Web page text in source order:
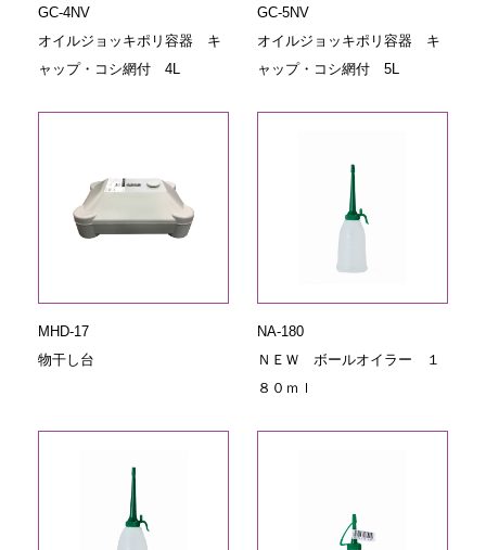
GC-4NV
オイルジョッキポリ容器 キ
ャップ・コシ網付 4L
GC-5NV
オイルジョッキポリ容器 キ
ャップ・コシ網付 5L
MHD-17
物干し台
NA-180
ＮＥＷ ボールオイラー １
８０ｍｌ